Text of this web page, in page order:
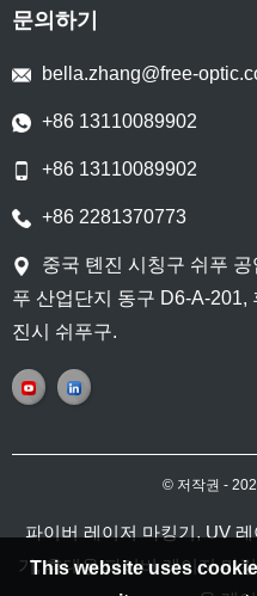
문의하기
bella.zhang@free-
+86 13110089902
+86 13110089902
+86 2281370773
중국 톈진 시칭구 쉬푸
푸 산업단지 동구 D6-A-201,
진시 쉬푸구.
© 저작권 -
파이버 레이저 마킹기, UV
기,휴대용 파이버 레이저 마킹
This website uses